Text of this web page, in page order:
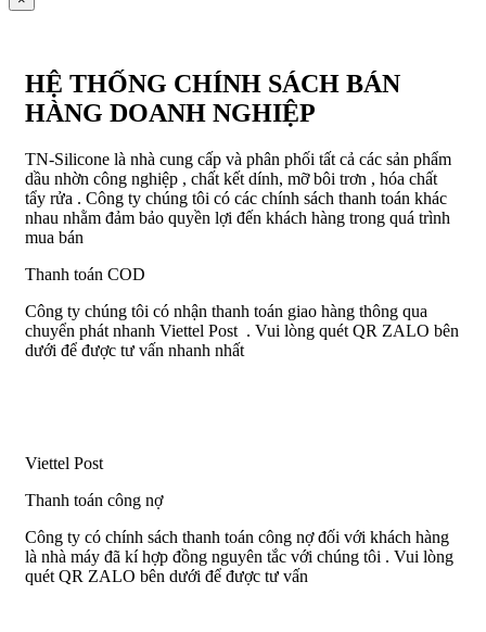
HỆ THỐNG CHÍNH SÁCH BÁN
HÀNG DOANH NGHIỆP
TN-Silicone là nhà cung cấp và phân phối tất cả các sản phẩm
dầu nhờn công nghiệp , chất kết dính, mỡ bôi trơn , hóa chất
tẩy rửa . Công ty chúng tôi có các chính sách thanh toán khác
nhau nhằm đảm bảo quyền lợi đến khách hàng trong quá trình
mua bán
Thanh toán COD
Công ty chúng tôi có nhận thanh toán giao hàng thông qua
chuyển phát nhanh Viettel Post . Vui lòng quét QR ZALO bên
dưới để được tư vấn nhanh nhất
Viettel Post
Thanh toán công nợ
Công ty có chính sách thanh toán công nợ đối với khách hàng
là nhà máy đã kí hợp đồng nguyên tắc với chúng tôi . Vui lòng
quét QR ZALO bên dưới để được tư vấn